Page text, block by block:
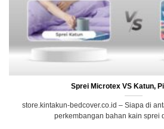
Sprei Microtex VS Katun,
store.kintakun-bedcover.co.id – Siapa di
perkembangan bahan kain sprei